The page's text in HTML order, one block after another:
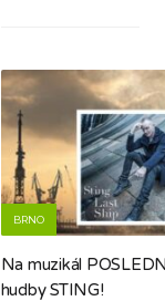
BRNO
Na muzikál
hudby STING!